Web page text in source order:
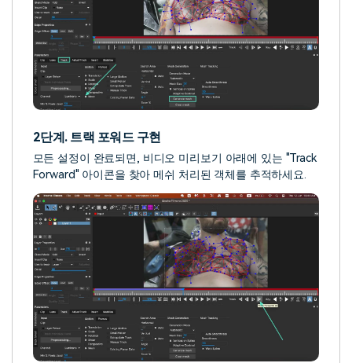
2단계. 트랙 포워드 구현
모든 설정이 완료되면, 비디오 미리보기 아래에 있는 "Track
Forward" 아이콘을 찾아 메쉬 처리된 객체를 추적하세요.